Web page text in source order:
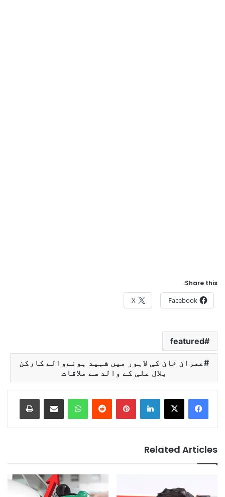
Share this:
Facebook
X
featured
عمران خان کی لاہور میں شہید ہونےوالے کارکن
بلال علی کے والد سے ملاقات
Related Articles